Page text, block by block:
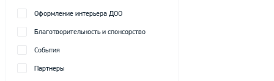
Оформление интерьера ДОО
Благотворительность и спонсорство
События
Партнеры